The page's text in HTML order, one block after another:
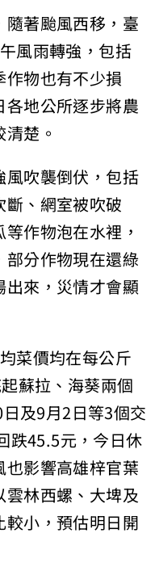
著颱風西移，臺
風雨轉強，包括
物也有不少損
地公所逐步將農
楚。
吹襲倒伏，包括
、網室被吹破
作物泡在水裡，
分作物現在還綠
來，災情才會顯
菜價均在每公斤
蘇拉、海葵兩個
及9月2日等3個交
45.5元，今日休
影響高雄梓官葉
林西螺、大埤及
小，預估明日開